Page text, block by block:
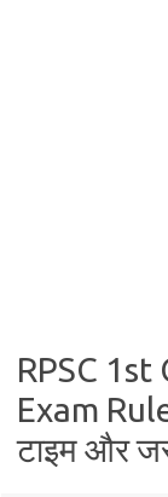
RPSC
Exam
टाइम और